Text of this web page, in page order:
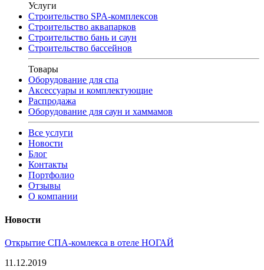
Услуги
Строительство SPA-комплексов
Строительство аквапарков
Строительство бань и саун
Строительство бассейнов
Товары
Оборудование для спа
Аксессуары и комплектующие
Распродажа
Оборудование для саун и хаммамов
Все услуги
Новости
Блог
Контакты
Портфолио
Отзывы
О компании
Новости
Открытие СПА-комлекса в отеле НОГАЙ
11.12.2019